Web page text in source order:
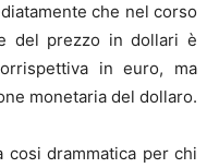
che nel corso
del prezzo in dollari è
in euro, ma
monetaria del dollaro.
drammatica per chi